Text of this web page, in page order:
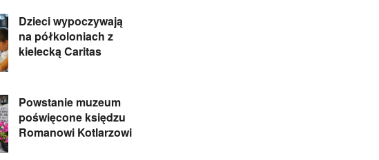
Dzieci wypoczywają
na półkoloniach z
kielecką Caritas
Powstanie muzeum
poświęcone księdzu
Romanowi Kotlarzowi